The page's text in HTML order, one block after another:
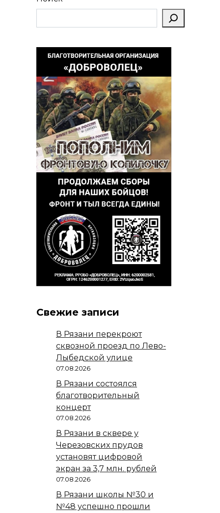
Свежие записи
В Рязани перекроют
сквозной проезд по Лево-
Лыбедской улице
07.08.2026
В Рязани состоялся
благотворительный
концерт
07.08.2026
В Рязани в сквере у
Черезовских прудов
установят цифровой
экран за 3,7 млн. рублей
07.08.2026
В Рязани школы №30 и
№48 успешно прошли